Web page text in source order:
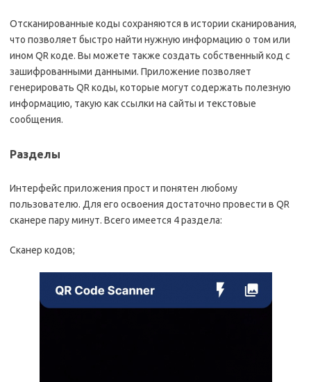
Отсканированные коды сохраняются в истории сканирования,
что позволяет быстро найти нужную информацию о том или
ином QR коде. Вы можете также создать собственный код с
зашифрованными данными. Приложение позволяет
генерировать QR коды, которые могут содержать полезную
информацию, такую как ссылки на сайты и текстовые
сообщения.
Разделы
Интерфейс приложения прост и понятен любому
пользователю. Для его освоения достаточно провести в QR
сканере пару минут. Всего имеется 4 раздела:
Сканер кодов;